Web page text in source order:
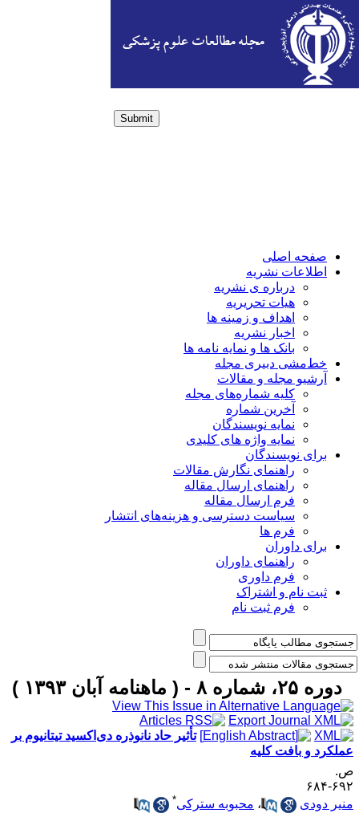
Submit
صفحه اصلی
اطلاعات نشریه
درباره ی نشریه
هیات تحریریه
اهداف و زمینه ها
اخبار نشریه
بانک ها و نمایه نامه ها
خط‌مشی دبیری مجله
آرشیو مجله و مقالات
کلیه شماره‌های مجله
آخرین شماره
نمایه نویسندگان
نمایه واژه های کلیدی
برای نویسندگان
راهنمای نگارش مقالات
راهنمای ارسال مقاله
فرم ارسال مقاله
سیاست دسترسی و هزینه‌های انتشار
فرم ها
برای داوران
راهنمای داوران
فرم داوری
ثبت نام و اشتراک
فرم ثبت نام
دوره ۲۵، شماره ۸ - ( ماهنامه آبان ۱۳۹۳ )
تأثیر حاد نانوذره دی‌اکسید تیتانیوم بر
و بافت کلیه
۶۸۴
دودی
،محبوبه سترکی